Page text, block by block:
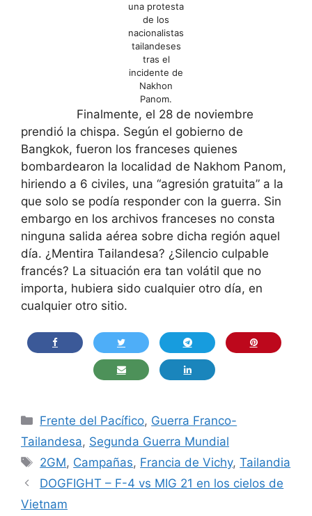
una protesta
de los
nacionalistas
tailandeses
tras el
incidente de
Nakhon
Panom.
Finalmente, el 28 de noviembre
prendió la chispa. Según el gobierno de
Bangkok, fueron los franceses quienes
bombardearon la localidad de Nakhom Panom,
hiriendo a 6 civiles, una “agresión gratuita” a la
que solo se podía responder con la guerra. Sin
embargo en los archivos franceses no consta
ninguna salida aérea sobre dicha región aquel
día. ¿Mentira Tailandesa? ¿Silencio culpable
francés? La situación era tan volátil que no
importa, hubiera sido cualquier otro día, en
cualquier otro sitio.
Categorías
Frente del Pacífico, Guerra Franco-
Tailandesa, Segunda Guerra Mundial
Etiquetas
2GM, Campañas, Francia de Vichy,Tailandia
DOGFIGHT – F-4 vs MIG 21 en los cielos de
Vietnam